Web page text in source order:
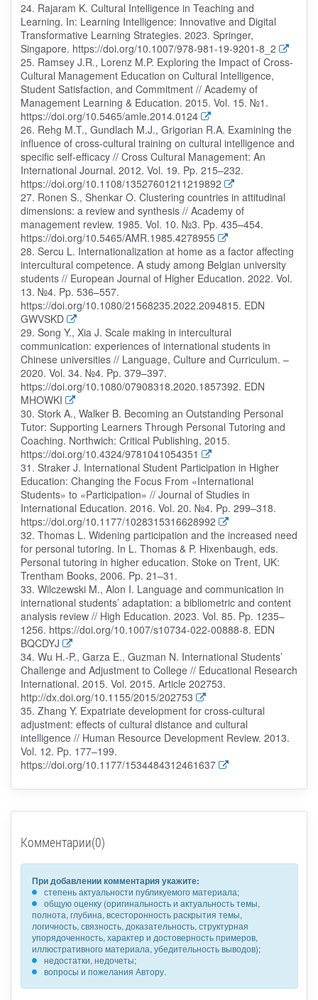
24. Rajaram K. Cultural Intelligence in Teaching and
Learning. In: Learning Intelligence: Innovative and Digital
Transformative Learning Strategies. 2023. Springer,
Singapore. https://doi.org/10.1007/978-981-19-9201-8_2
25. Ramsey J.R., Lorenz M.P. Exploring the Impact of Cross-
Cultural Management Education on Cultural Intelligence,
Student Satisfaction, and Commitment // Academy of
Management Learning & Education. 2015. Vol. 15. №1.
https://doi.org/10.5465/amle.2014.0124
26. Rehg M.T., Gundlach M.J., Grigorian R.A. Examining the
influence of cross-cultural training on cultural intelligence and
specific self-efficacy // Cross Cultural Management: An
International Journal. 2012. Vol. 19. Pp. 215–232.
https://doi.org/10.1108/13527601211219892
27. Ronen S., Shenkar O. Clustering countries in attitudinal
dimensions: a review and synthesis // Academy of
management review. 1985. Vol. 10. №3. Pp. 435–454.
https://doi.org/10.5465/AMR.1985.4278955
28. Sercu L. Internationalization at home as a factor affecting
intercultural competence. A study among Belgian university
students // European Journal of Higher Education. 2022. Vol.
13. №4. Pp. 536–557.
https://doi.org/10.1080/21568235.2022.2094815. EDN
GWVSKD
29. Song Y., Xia J. Scale making in intercultural
communication: experiences of international students in
Chinese universities // Language, Culture and Curriculum. –
2020. Vol. 34. №4. Pp. 379–397.
https://doi.org/10.1080/07908318.2020.1857392. EDN
MHOWKI
30. Stork A., Walker B. Becoming an Outstanding Personal
Tutor: Supporting Learners Through Personal Tutoring and
Coaching. Northwich: Critical Publishing, 2015.
https://doi.org/10.4324/9781041054351
31. Straker J. International Student Participation in Higher
Education: Changing the Focus From «International
Students» to «Participation» // Journal of Studies in
International Education. 2016. Vol. 20. №4. Pp. 299–318.
https://doi.org/10.1177/1028315316628992
32. Thomas L. Widening participation and the increased need
for personal tutoring. In L. Thomas & P. Hixenbaugh, eds.
Personal tutoring in higher education. Stoke on Trent, UK:
Trentham Books, 2006. Pp. 21–31.
33. Wilczewski M., Alon I. Language and communication in
international students’ adaptation: a bibliometric and content
analysis review // High Education. 2023. Vol. 85. Pp. 1235–
1256. https://doi.org/10.1007/s10734-022-00888-8. EDN
BQCDYJ
34. Wu H.-P., Garza E., Guzman N. International Students’
Challenge and Adjustment to College // Educational Research
International. 2015. Vol. 2015. Article 202753.
http://dx.doi.org/10.1155/2015/202753
35. Zhang Y. Expatriate development for cross-cultural
adjustment: effects of cultural distance and cultural
intelligence // Human Resource Development Review. 2013.
Vol. 12. Pp. 177–199.
https://doi.org/10.1177/1534484312461637
Комментарии(0)
При добавлении комментария укажите:
степень актуальности публикуемого материала;
общую оценку (оригинальность и актуальность темы,
полнота, глубина, всесторонность раскрытия темы,
логичность, связность, доказательность, структурная
упорядоченность, характер и достоверность примеров,
иллюстративного материала, убедительность выводов);
недостатки, недочеты;
вопросы и пожелания Автору.